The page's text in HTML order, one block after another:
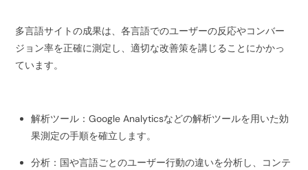
多言語サイトの成果は、各言語でのユーザーの反応やコンバー
ジョン率を正確に測定し、適切な改善策を講じることにかかっ
ています。
解析ツール：Google Analyticsなどの解析ツールを用いた効
果測定の手順を確立します。
分析：国や言語ごとのユーザー行動の違いを分析し、コンテ